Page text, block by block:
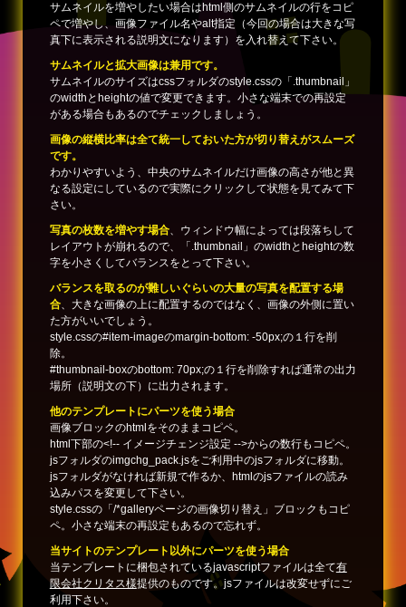
サムネイルを増やしたい場合はhtml側のサムネイルの行をコピ
ペで増やし、画像ファイル名やalt指定（今回の場合は大きな写
真下に表示される説明文になります）を入れ替えて下さい。
サムネイルと拡大画像は兼用です。
サムネイルのサイズはcssフォルダのstyle.cssの「.thumbnail」
のwidthとheightの値で変更できます。小さな端末での再設定
がある場合もあるのでチェックしましょう。
画像の縦横比率は全て統一しておいた方が切り替えがスムーズ
です。
わかりやすいよう、中央のサムネイルだけ画像の高さが他と異
なる設定にしているので実際にクリックして状態を見てみて下
さい。
写真の枚数を増やす場合、ウィンドウ幅によっては段落ちして
レイアウトが崩れるので、「.thumbnail」のwidthとheightの数
字を小さくしてバランスをとって下さい。
バランスを取るのが難しいぐらいの大量の写真を配置する場
合、大きな画像の上に配置するのではなく、画像の外側に置い
た方がいいでしょう。
style.cssの#item-imageのmargin-bottom: -50px;の１行を削
除。
#thumbnail-boxのbottom: 70px;の１行を削除すれば通常の出力
場所（説明文の下）に出力されます。
他のテンプレートにパーツを使う場合
画像ブロックのhtmlをそのままコピペ。
html下部の<!-- イメージチェンジ設定 -->からの数行もコピペ。
jsフォルダのimgchg_pack.jsをご利用中のjsフォルダに移動。
jsフォルダがなければ新規で作るか、htmlのjsファイルの読み
込みパスを変更して下さい。
style.cssの「/*galleryページの画像切り替え」ブロックもコピ
ペ。小さな端末の再設定もあるので忘れず。
当サイトのテンプレート以外にパーツを使う場合
当テンプレートに梱包されているjavascriptファイルは全て有
限会社クリタス様提供のものです。jsファイルは改変せずにご
利用下さい。